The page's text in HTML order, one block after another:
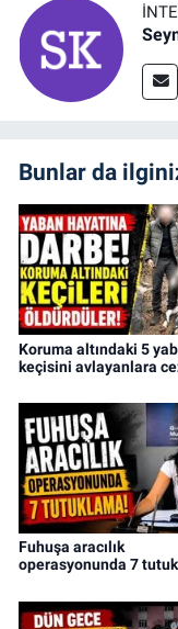
Bunlar da
Koruma altındaki 5
keçisini avlayanlara
Fuhuşa aracılık
operasyonunda 7